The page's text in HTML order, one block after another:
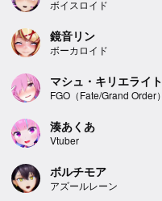
ボイスロイド
鏡音リン
ボーカロイド
マシュ・キリエライト
FGO（Fate/Grand Order）
湊あくあ
Vtuber
ボルチモア
アズールレーン